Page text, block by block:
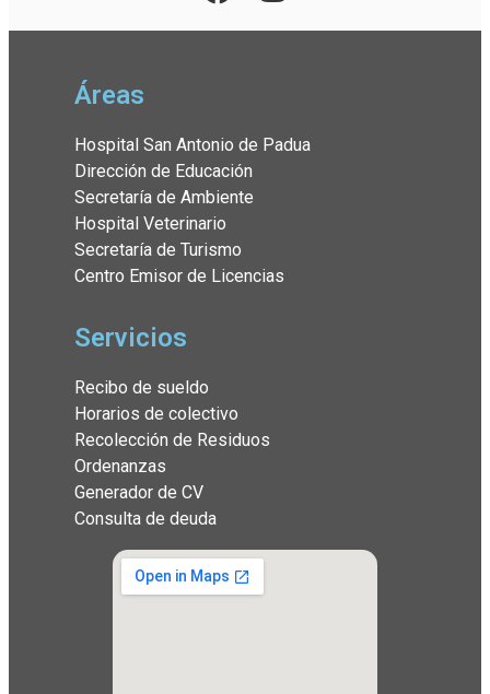
Áreas
Hospital San Antonio de Padua
Dirección de Educación
Secretaría de Ambiente
Hospital Veterinario
Secretaría de Turismo
Centro Emisor de Licencias
Servicios
Recibo de sueldo
Horarios de colectivo
Recolección de Residuos
Ordenanzas
Generador de CV
Consulta de deuda